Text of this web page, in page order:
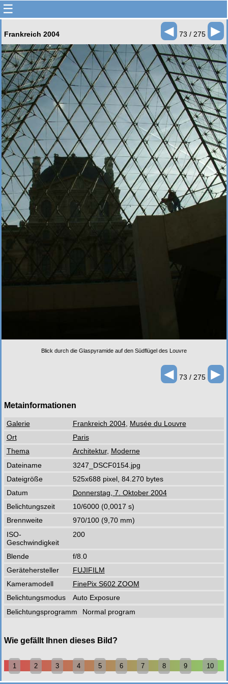
☰
Frankreich 2004 ◄ 73 / 275 ►
Blick durch die Glaspyramide auf den Südflügel des Louvre
◄ 73 / 275 ►
Metainformationen
Galerie Frankreich 2004, Musée du Louvre
Ort
Paris
Thema
Architektur, Moderne
Dateiname
3247_DSCF0154.jpg
Dateigröße
525x688 pixel, 84.270 bytes
Datum
Donnerstag, 7. Oktober 2004
Belichtungszeit
10/6000 (0,0017 s)
Brennweite
970/100 (9,70 mm)
ISO-
Geschwindigkeit
200
Blende
f/8.0
Gerätehersteller
FUJIFILM
Kameramodell
FinePix S602 ZOOM
Belichtungsmodus
Auto Exposure
Belichtungsprogramm
Normal program
Wie gefällt Ihnen dieses Bild?
1 2 3 4 5 6 7 8 9 10